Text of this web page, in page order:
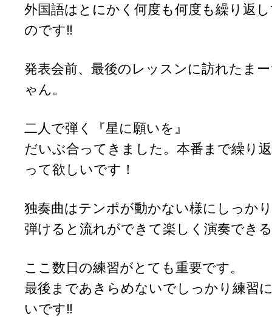
外国語はとにかく何度も何度も繰り返
のです‼
発表会前、最後のレッスンに訪れたま
ゃん。
二人で弾く『星に願いを』
だいぶ合ってきました。本番まで繰り
って欲しいです！
独奏曲はテンポが動かない様にしっか
弾けると流れができて楽しく演奏でき
ここ数日の練習がとても重要です。
最後まであきらめないでしっかり練習
いです‼